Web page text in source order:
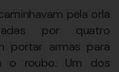
pela orla
por quatro
portar armas para
o roubo. Um dos